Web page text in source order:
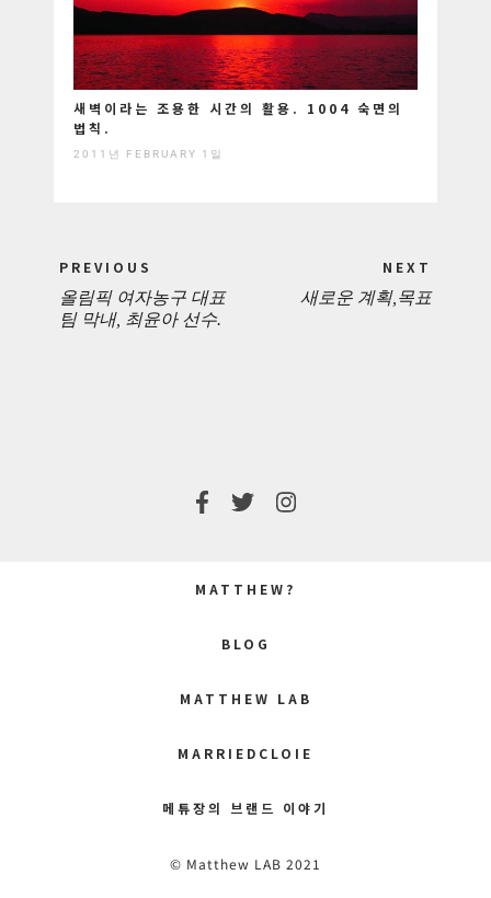
새벽이라는 조용한 시간의 활용. 1004 숙면의
법칙.
2011년 FEBRUARY 1일
navigation
PREVIOUS
PREVIOUS
올림픽 여자농구 대표
팀 막내, 최윤아 선수.
NEXT
새로운 계획,목표
MATTHEW?
BLOG
MATTHEW LAB
MARRIEDCLOIE
메튜장의 브랜드 이야기
© Matthew LAB 2021